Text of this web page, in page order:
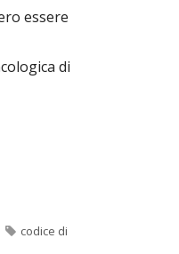
essere
di
Tag
codice di